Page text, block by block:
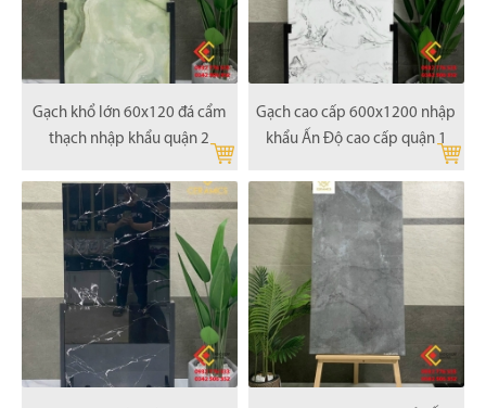
Gạch khổ lớn 60x120 đá cẩm
thạch nhập khẩu quận 2
Gạch cao cấp 600x1200 nhập
khẩu Ấn Độ cao cấp quận 1